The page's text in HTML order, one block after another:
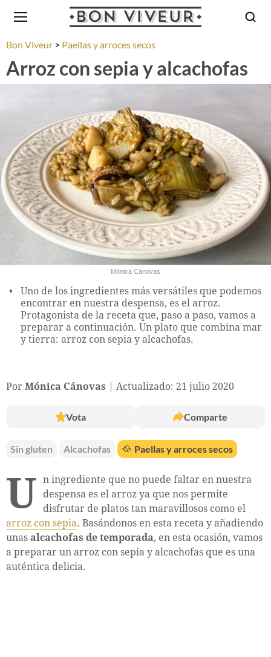
Bon Viveur Paellas y arroces secos
Arroz con sepia y alcachofas
Mónica Cánovas
Uno de los ingredientes más versátiles que podemos
encontrar en nuestra despensa, es el arroz.
Protagonista de la receta que, paso a paso, vamos a
preparar a continuación. Un plato que combina mar
y tierra: arroz con sepia y alcachofas.
Por Mónica Cánovas Actualizado: 21 julio 2020
Vota Comparte
Sin gluten Alcachofas 🥘 Paellas y arroces secos
U n ingrediente que no puede faltar en nuestra
despensa es el arroz ya que nos permite
disfrutar de platos tan maravillosos como el
arroz con sepia. Basándonos en esta receta y añadiendo
unas alcachofas de temporada, en esta ocasión, vamos
a preparar un arroz con sepia y alcachofas que es una
auténtica delicia.